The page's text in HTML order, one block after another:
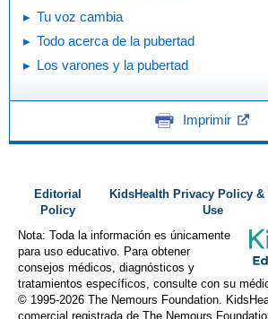
Tu voz cambia
Todo acerca de la pubertad
Los varones y la pubertad
Imprimir
Editorial
Policy
KidsHealth Privacy Policy &
Use
Nota: Toda la información es únicamente
para uso educativo. Para obtener
consejos médicos, diagnósticos y
tratamientos específicos, consulte con su
© 1995-2026 The Nemours Foundation.
comercial registrada de The Nemours